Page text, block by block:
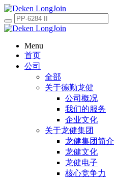
Menu
首页
公司
全部
关于德勤龙健
公司概况
我们的服务
企业文化
关于龙健集团
龙健集团简介
龙健文化
龙健电子
核心竞争力